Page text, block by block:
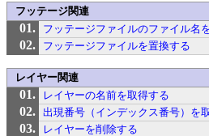
フッテージ関連
フッテージファイルのファイル名
フッテージファイルを置換する
レイヤー関連
レイヤーの名前を取得する
出現番号（インデックス番号）を
レイヤーを削除する